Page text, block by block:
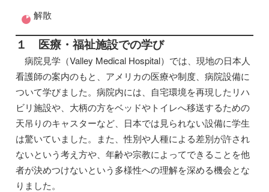
解散
１ 医療・福祉施設での学び
病院見学（Valley Medical Hospital）では、現地の日本人
看護師の案内のもと、アメリカの医療や制度、病院設備に
ついて学びました。病院内には、自宅環境を再現したリハ
ビリ施設や、大柄の方をベッドやトイレへ移送するための
天吊りのキャスターなど、日本では見られない設備に学生
は驚いていました。また、性別や人種による差別が許され
ないという考え方や、年齢や宗教によってできることを他
者が決めつけないという多様性への理解を深める機会とな
りました。